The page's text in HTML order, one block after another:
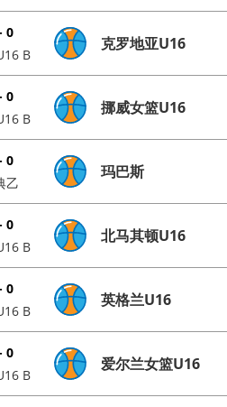
0
B
克罗地亚U16
0
B
挪威女篮U16
0
乙
玛巴斯
0
B
北马其顿U16
0
B
英格兰U16
0
B
爱尔兰女篮U16